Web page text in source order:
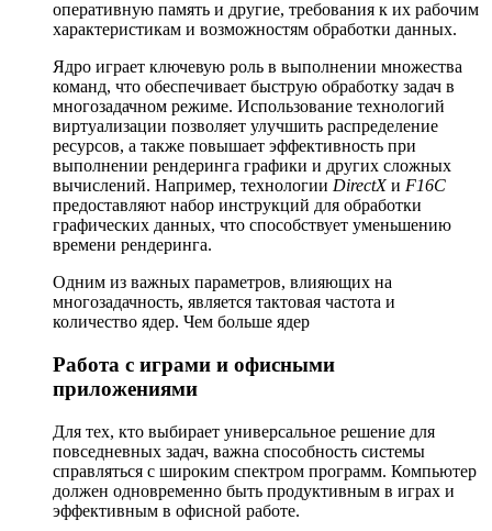
оперативную память и другие, требования к их рабочим
характеристикам и возможностям обработки данных.
Ядро играет ключевую роль в выполнении множества
команд, что обеспечивает быструю обработку задач в
многозадачном режиме. Использование технологий
виртуализации позволяет улучшить распределение
ресурсов, а также повышает эффективность при
выполнении рендеринга графики и других сложных
вычислений. Например, технологии DirectXи F16C
предоставляют набор инструкций для обработки
графических данных, что способствует уменьшению
времени рендеринга.
Одним из важных параметров, влияющих на
многозадачность, является тактовая частота и
количество ядер. Чем больше ядер
Работа с играми и офисными
приложениями
Для тех, кто выбирает универсальное решение для
повседневных задач, важна способность системы
справляться с широким спектром программ. Компьютер
должен одновременно быть продуктивным в играх и
эффективным в офисной работе.